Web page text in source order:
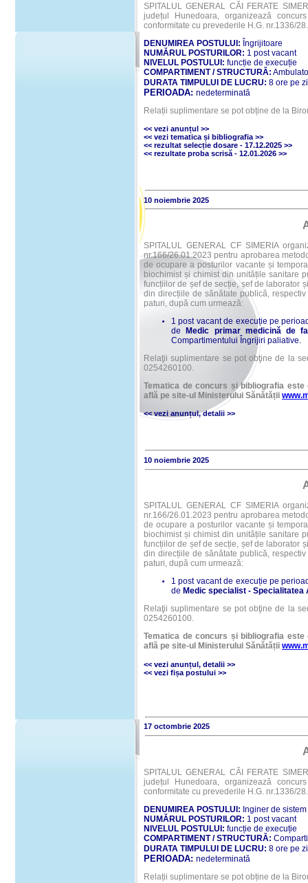
SPITALUL GENERAL CĂI FERATE
județul Hunedoara, organizează
conformitate cu prevederile H.G. nr.1336/
DENUMIREA POSTULUI: Îngrijitoare
NUMĂRUL POSTURILOR: 1 post vacant
NIVELUL POSTULUI: funcție de execuție
COMPARTIMENT / STRUCTURĂ:
DURATA TIMPULUI DE LUCRU: 8 ore pe
PERIOADA: nedeterminată
Relații suplimentare se pot obține de la
<< vezi anunțul >>
<< vezi tematica și bibliografia >>
<< rezultat selecție dosare - 17.12.2025 >>
<< rezultate proba scrisă - 12.01.2026 >>
10 noiembrie 2025
SPITALUL GENERAL CF SIMERIA
nr.166/26.01.2023 pentru aprobarea
de ocupare a posturilor vacante și
biochimist și chimist din unitățile sanitare
funcțiilor de șef de secție, șef de laborator
din direcțiile de sănătate publică,
paturi, după cum urmează:
1 post vacant de execuție pe
de
Medic primar medicină de
Compartimentului Îngrijiri paliative.
Relaţii suplimentare se pot obţine de la
0254260100.
Tematica de concurs și bibliografia
află pe site-ul Ministerului Sănătății
<< vezi anunțul,detalii >>
10 noiembrie 2025
SPITALUL GENERAL CF SIMERIA
nr.166/26.01.2023 pentru aprobarea
de ocupare a posturilor vacante și
biochimist și chimist din unitățile sanitare
funcțiilor de șef de secție, șef de laborator
din direcțiile de sănătate publică,
paturi, după cum urmează:
1 post vacant de execuție pe
de Medic specialist - Specialitatea
Relaţii suplimentare se pot obţine de la
0254260100.
Tematica de concurs și bibliografia
află pe site-ul Ministerului Sănătății
<< vezi anunțul, detalii >>
<< vezi fișa postului >>
17 octombrie 2025
SPITALUL GENERAL CĂI FERATE
județul Hunedoara, organizează
conformitate cu prevederile H.G. nr.1336/
DENUMIREA POSTULUI: Inginer de sistem
NUMĂRUL POSTURILOR: 1 post vacant
NIVELUL POSTULUI: funcție de execuție
COMPARTIMENT / STRUCTURĂ:
DURATA TIMPULUI DE LUCRU: 8 ore pe
PERIOADA: nedeterminată
Relații suplimentare se pot obține de la